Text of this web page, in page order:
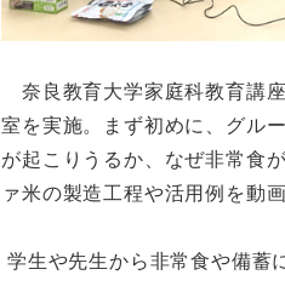
奈良教育大学家庭科教育講
室を実施。まず初めに、グル
が起こりうるか、なぜ非常食
ァ米の製造工程や活用例を動
学生や先生から非常食や備